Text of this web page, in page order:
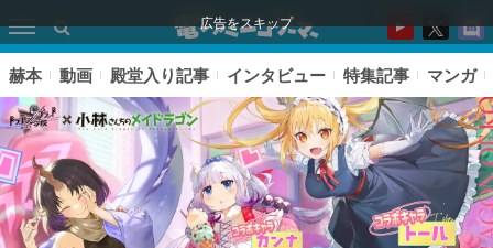
広告をスキップ
赫本 動画 殿堂入り記事 インタビュー 特集記事 マンガ